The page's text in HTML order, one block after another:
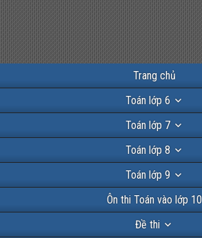
Trang chủ
Toán lớp 6
Toán lớp 7
Toán lớp 8
Toán lớp 9
Ôn thi Toán vào lớp 10
Đề thi